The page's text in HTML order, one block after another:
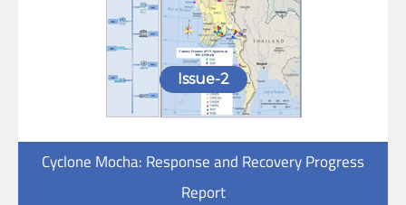
Issue-2
Cyclone Mocha: Response and Recovery Progress
Report